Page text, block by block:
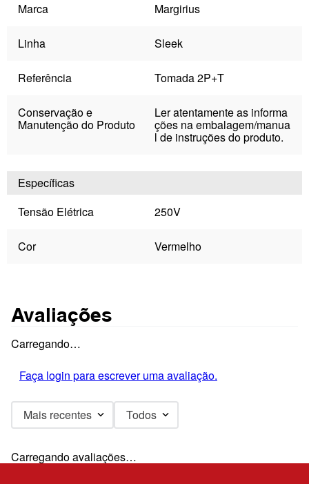
Marca
Margirius
Linha Sleek
Referência Tomada 2P+T
Conservação e
Manutenção do Produto
Ler atentamente as informa
ções na embalagem/manua
l de instruções do produto.
Específicas
Tensão Elétrica
250V
Cor Vermelho
Avaliações
Carregando…
Faça login para escrever uma avaliação.
Mais recentes Todos
Carregando avaliações…